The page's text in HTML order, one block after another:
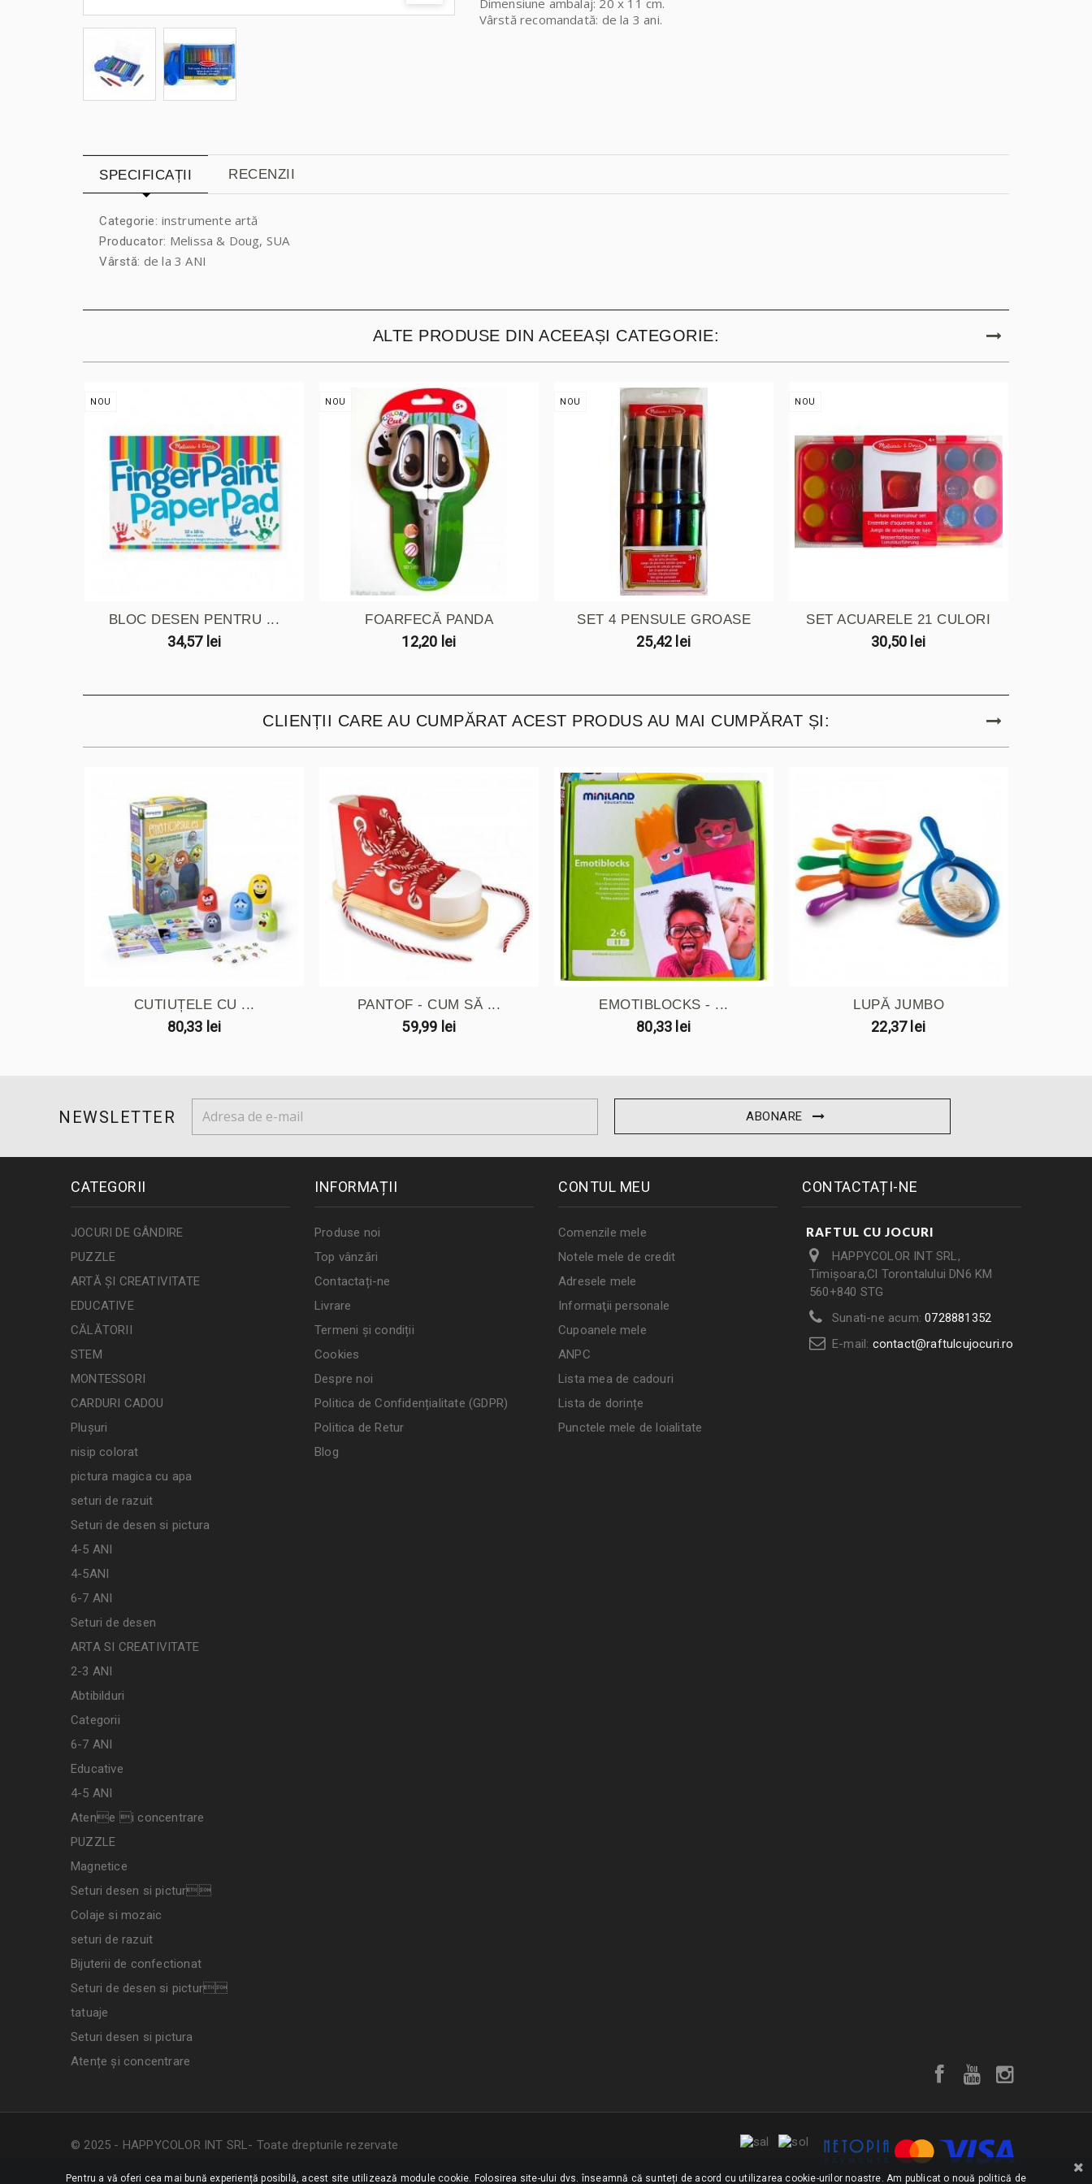
Dimensiune ambalaj: 20 x 11 cm.
Vârstă recomandată: de la 3 ani.
SPECIFICAȚII RECENZII
Categorie: instrumente artă
Producator: Melissa & Doug, SUA
Vârstă: de la 3 ANI
ALTE PRODUSE DIN ACEEAȘI CATEGORIE:
NOU
BLOC DESEN PENTRU ...
34,57 lei
NOU
FOARFECĂ PANDA
12,20 lei
NOU
SET 4 PENSULE GROASE
25,42 lei
NOU
SET ACUARELE 21 CULORI
30,50 lei
CLIENȚII CARE AU CUMPĂRAT ACEST PRODUS AU MAI CUMPĂRAT ȘI:
CUTIUȚELE CU ...
80,33 lei
PANTOF - CUM SĂ ...
59,99 lei
EMOTIBLOCKS - ...
80,33 lei
LUPĂ JUMBO
22,37 lei
NEWSLETTER ABONARE
CATEGORII
JOCURI DE GÂNDIRE
PUZZLE
ARTĂ ȘI CREATIVITATE
EDUCATIVE
CĂLĂTORII
STEM
MONTESSORI
CARDURI CADOU
Plușuri
nisip colorat
pictura magica cu apa
seturi de razuit
Seturi de desen si pictura
4-5 ANI
4-5ANI
6-7 ANI
Seturi de desen
ARTA SI CREATIVITATE
2-3 ANI
Abtibilduri
Categorii
6-7 ANI
Educative
4-5 ANI
Atene i concentrare
PUZZLE
Magnetice
Seturi desen si pictur
Colaje si mozaic
seturi de razuit
Bijuterii de confectionat
Seturi de desen si pictur
tatuaje
Seturi desen si pictura
Atențe și concentrare
INFORMAȚII
Produse noi
Top vânzări
Contactați-ne
Livrare
Termeni și condiții
Cookies
Despre noi
Politica de Confidențialitate (GDPR)
Politica de Retur
Blog
CONTUL MEU
Comenzile mele
Notele mele de credit
Adresele mele
Informaţii personale
Cupoanele mele
ANPC
Lista mea de cadouri
Lista de dorințe
Punctele mele de loialitate
CONTACTAȚI-NE
RAFTUL CU JOCURI
HAPPYCOLOR INT SRL,
Timișoara,Cl Torontalului DN6 KM
560+840 STG
Sunati-ne acum:0728881352
E-mail: contact@raftulcujocuri.ro
© 2025 - HAPPYCOLOR INT SRL- Toate drepturile rezervate
Pentru a vă oferi cea mai bună experiență posibilă, acest site utilizează module cookie. Folosirea site-ului dvs. înseamnă că sunteți de acord cu utilizarea cookie-urilor noastre. Am publicat o nouă politică de